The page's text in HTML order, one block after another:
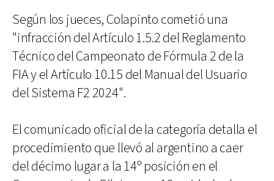
Según los jueces, Colapinto cometió una
"infracción del Artículo 1.5.2 del Reglamento
Técnico del Campeonato de Fórmula 2 de la
FIA y el Artículo 10.15 del Manual del Usuario
del Sistema F2 2024".
El comunicado oficial de la categoría detalla el
procedimiento que llevó al argentino a caer
del décimo lugar a la 14º posición en el